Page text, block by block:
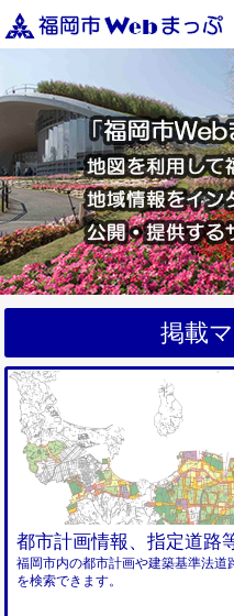
掲載
都市計画情報、指定道路
福岡市内の都市計画や建築基準法
を検索できます。